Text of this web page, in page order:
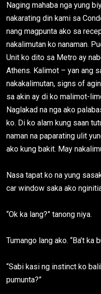
Naging mahaba nga yung
nakarating din kami sa
nang magpunta ako sa
nakalimutan ko nanaman.
Unit ko dito sa Metro ay
Athens. Kalimot – yan ang
nakakalimutan, signs of
sa akin ay di ko malimot-
Naglakad na nga ako
ko. Di ko alam kung saan
naman na paparating ulit
ako kung bakit. May
Nasa tapat ko na yung
car window saka ako
“Ok ka lang?” tanong niya.
Tumango lang ako. “Ba’t ka
“Sabi kasi ng instinct ko
pumunta?”